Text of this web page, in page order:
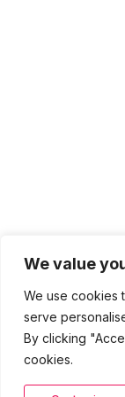
We value
We use cookies
serve
By clicking
cookies.